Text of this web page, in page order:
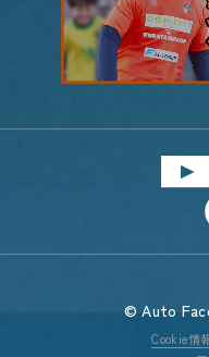
© Auto
Cookie情